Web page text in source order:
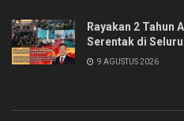
Rayakan 2 Tahun
Serentak di
9 AGUSTUS 2026